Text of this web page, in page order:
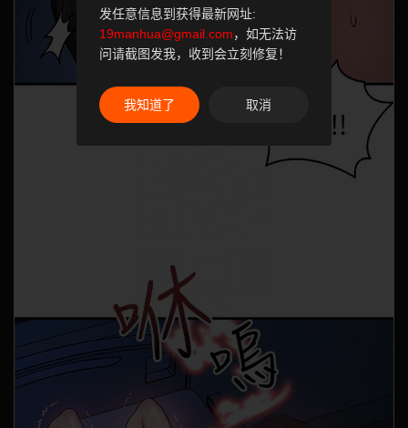
发任意信息到获得最新网址:
19manhua@gmail.com，如无法访
问请截图发我，收到会立刻修复！
我知道了 取消